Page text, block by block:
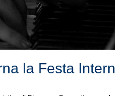
la Festa